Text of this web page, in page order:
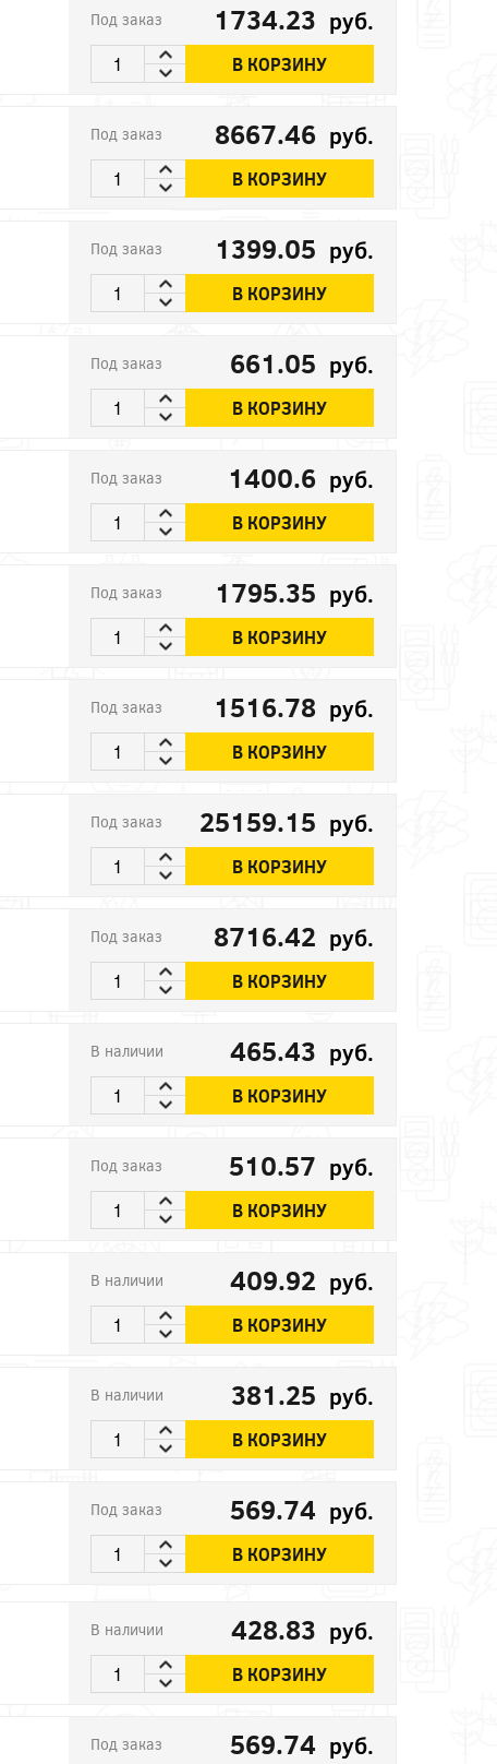
Под заказ 1734.23 руб.
В КОРЗИНУ
Под заказ 8667.46 руб.
В КОРЗИНУ
Под заказ 1399.05 руб.
В КОРЗИНУ
Под заказ 661.05 руб.
В КОРЗИНУ
Под заказ 1400.6 руб.
В КОРЗИНУ
Под заказ 1795.35 руб.
В КОРЗИНУ
Под заказ 1516.78 руб.
В КОРЗИНУ
Под заказ 25159.15 руб.
В КОРЗИНУ
Под заказ 8716.42 руб.
В КОРЗИНУ
В наличии 465.43 руб.
В КОРЗИНУ
Под заказ 510.57 руб.
В КОРЗИНУ
В наличии 409.92 руб.
В КОРЗИНУ
В наличии 381.25 руб.
В КОРЗИНУ
Под заказ 569.74 руб.
В КОРЗИНУ
В наличии 428.83 руб.
В КОРЗИНУ
Под заказ 569.74 руб.